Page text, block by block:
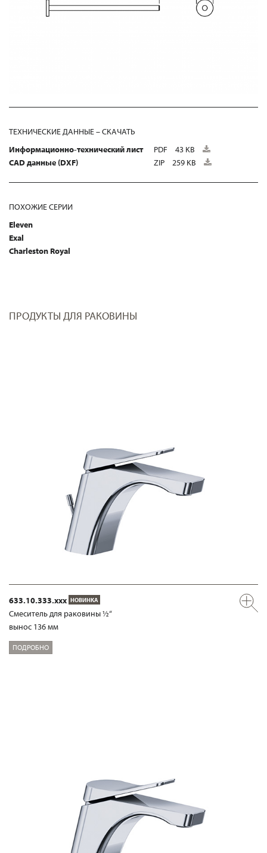
ТЕХНИЧЕСКИЕ ДАННЫЕ – СКАЧАТЬ
Информационно-технический лист
PDF
43 KB
CAD данные (DXF)
ZIP 259 KB
ПОХОЖИЕ СЕРИИ
Eleven
Exal
Charleston Royal
ПРОДУКТЫ ДЛЯ РАКОВИНЫ
633.10.333.xxx НОВИНКА
Смеситель для раковины ½“
вынос 136 мм
ПОДРОБНО